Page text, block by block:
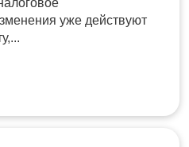
уже действуют